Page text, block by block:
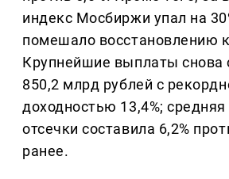
индекс Мосбиржи упал на
помешало восстановлению
Крупнейшие выплаты снова
850,2 млрд рублей с
доходностью 13,4%; средняя
отсечки составила 6,2%
ранее.